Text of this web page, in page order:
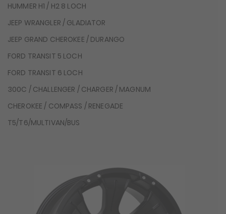
HUMMER H1 / H2 8 LOCH
JEEP WRANGLER / GLADIATOR
JEEP GRAND CHEROKEE / DURANGO
FORD TRANSIT 5 LOCH
FORD TRANSIT 6 LOCH
300C / CHALLENGER / CHARGER / MAGNUM
CHEROKEE / COMPASS / RENEGADE
T5/T6/MULTIVAN/BUS